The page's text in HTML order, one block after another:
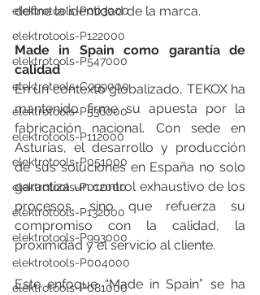
elektrotools-P003000
elektrotools-P122000
elektrotools-P547000
elektrotools-C039000
elektrotools-P536000
elektrotools-P112000
elektrotools-P051000
elektrotools-P012000
elektrotools-P132000
elektrotools-P993000
elektrotools-P004000
elektrotools-P081000
define la identidad de la marca.
Made in Spain como garantía de
calidad
En un contexto globalizado, TEKOX ha
mantenido firme su apuesta por la
fabricación nacional. Con sede en
Asturias, el desarrollo y producción
de sus soluciones en España no solo
garantiza un control exhaustivo de los
procesos, sino que refuerza su
compromiso con la calidad, la
proximidad y el servicio al cliente.
Este enfoque “Made in Spain” se ha